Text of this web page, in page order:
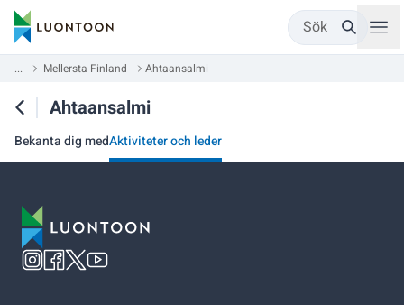
Sök
... Mellersta Finland Ahtaansalmi
Ahtaansalmi
Bekanta dig medAktiviteter och leder